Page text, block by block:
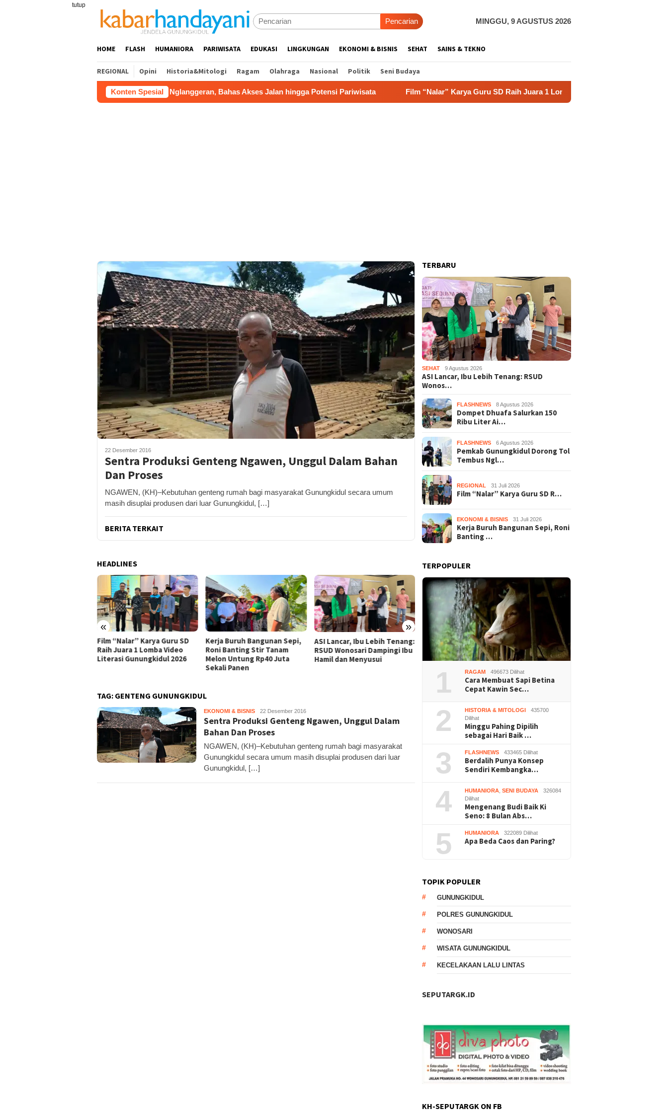
tutup
Pencarian MINGGU, 9 AGUSTUS 2026
HOME FLASH HUMANIORA PARIWISATA EDUKASI LINGKUNGAN EKONOMI & BISNIS SEHAT SAINS & TEKNO
REGIONAL Opini Historia&Mitologi Ragam Olahraga Nasional Politik Seni Budaya
Konten Spesial
Gunungkidul Dorong Tol Tembus Nglanggeran, Bahas Akses Jalan hingga Potensi Pariwisata Film “Nalar” Karya Guru SD Raih Juara 1 Lomba Video Literasi Gunungkidul 2026
22 Desember 2016
Sentra Produksi Genteng Ngawen, Unggul Dalam Bahan
Dan Proses
NGAWEN, (KH)–Kebutuhan genteng rumah bagi masyarakat Gunungkidul secara umum
masih disuplai produsen dari luar Gunungkidul, […]
BERITA TERKAIT
HEADLINES
« »
Kerja Buruh Bangunan Sepi,
Roni Banting Stir Tanam
Melon Untung Rp40 Juta
ASI Lancar, Ibu Lebih Tenang:
RSUD Wonosari Dampingi Ibu
Hamil dan Menyusui
Dompet Dhuafa Salurkan 150
Ribu Liter Air Bersih ke
Pelosok Gunungkidul
Pemkab Gunungkidul Dorong
Tol Tembus Nglanggeran,
Bahas Akses Jalan hingga
Potensi Pariwisata
Film “Nalar” Karya Guru SD
Raih Juara 1 Lomba Video
Literasi Gunungkidul 2026
TAG: GENTENG GUNUNGKIDUL
EKONOMI & BISNIS Kandar
22 Desember 2016
Sentra Produksi Genteng Ngawen, Unggul Dalam
Bahan Dan Proses
NGAWEN, (KH)–Kebutuhan genteng rumah bagi masyarakat
Gunungkidul secara umum masih disuplai produsen dari luar
Gunungkidul, […]
TERBARU
SEHAT 9 Agustus 2026
ASI Lancar, Ibu Lebih Tenang: RSUD
Wonos…
FLASHNEWS 8 Agustus 2026
Dompet Dhuafa Salurkan 150
Ribu Liter Ai…
FLASHNEWS 6 Agustus 2026
Pemkab Gunungkidul Dorong Tol
Tembus Ngl…
REGIONAL 31 Juli 2026
Film “Nalar” Karya Guru SD R…
EKONOMI & BISNIS 31 Juli 2026
Kerja Buruh Bangunan Sepi, Roni
Banting …
TERPOPULER
1 RAGAM 496673 Dilihat
Cara Membuat Sapi Betina
Cepat Kawin Sec…
2 HISTORIA & MITOLOGI
435700
Dilihat
Minggu Pahing Dipilih
sebagai Hari Baik …
3 FLASHNEWS 433465 Dilihat
Berdalih Punya Konsep
Sendiri Kembangka…
4 HUMANIORA ,SENI BUDAYA
326084
Dilihat
Mengenang Budi Baik Ki
Seno: 8 Bulan Abs…
5 HUMANIORA 322089 Dilihat
Apa Beda Caos dan Paring?
TOPIK POPULER
GUNUNGKIDUL
POLRES GUNUNGKIDUL
WONOSARI
WISATA GUNUNGKIDUL
KECELAKAAN LALU LINTAS
SEPUTARGK.ID
KH-SEPUTARGK ON FB